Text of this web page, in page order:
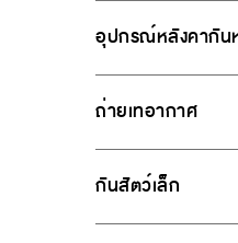
อุปกรณ์หลังคากัน
ถ่ายเทอากาศ
กันสัตว์เล็ก